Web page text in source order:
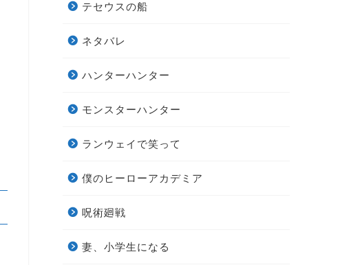
テセウスの船
ネタバレ
ハンターハンター
モンスターハンター
ランウェイで笑って
僕のヒーローアカデミア
呪術廻戦
妻、小学生になる